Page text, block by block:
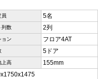
員 5名
列数 2列
ョン フロア4AT
5ドア
上高 155mm